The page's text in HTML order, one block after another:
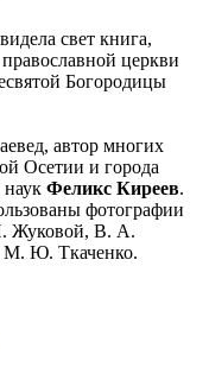
свет книга,
церкви
Богородицы
автор многих
Осетии и города
наук Феликс Киреев.
фотографии
Жуковой, В. А.
М. Ю. Ткаченко.